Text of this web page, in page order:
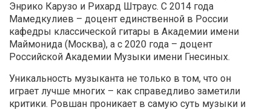
Энрико Карузо и Рихард Штраус. С 2014 года
Мамедкулиев – доцент единственной в России
кафедры классической гитары в Академии имени
Маймонида (Москва), а с 2020 года – доцент
Российской Академии Музыки имени Гнесиных.
Уникальность музыканта не только в том, что он
играет лучше многих – как справедливо заметили
критики. Ровшан проникает в самую суть музыки и